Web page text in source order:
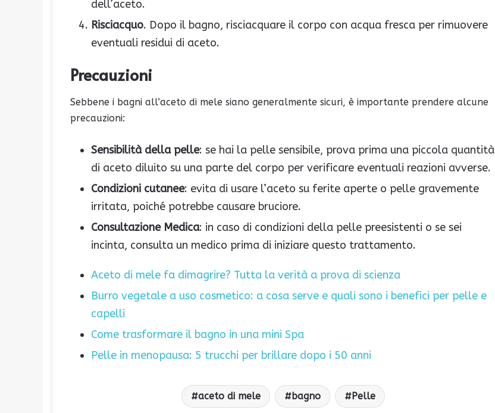
dell’aceto.
Risciacquo. Dopo il bagno, risciacquare il corpo con acqua fresca per rimuovere
eventuali residui di aceto.
Precauzioni
Sebbene i bagni all’aceto di mele siano generalmente sicuri, è importante prendere alcune
precauzioni:
Sensibilità della pelle: se hai la pelle sensibile, prova prima una piccola quantità
di aceto diluito su una parte del corpo per verificare eventuali reazioni avverse.
Condizioni cutanee: evita di usare l’aceto su ferite aperte o pelle gravemente
irritata, poiché potrebbe causare bruciore.
Consultazione Medica: in caso di condizioni della pelle preesistenti o se sei
incinta, consulta un medico prima di iniziare questo trattamento.
Aceto di mele fa dimagrire? Tutta la verità a prova di scienza
Burro vegetale a uso cosmetico: a cosa serve e quali sono i benefici per pelle e
capelli
Come trasformare il bagno in una mini Spa
Pelle in menopausa: 5 trucchi per brillare dopo i 50 anni
aceto di mele bagno Pelle